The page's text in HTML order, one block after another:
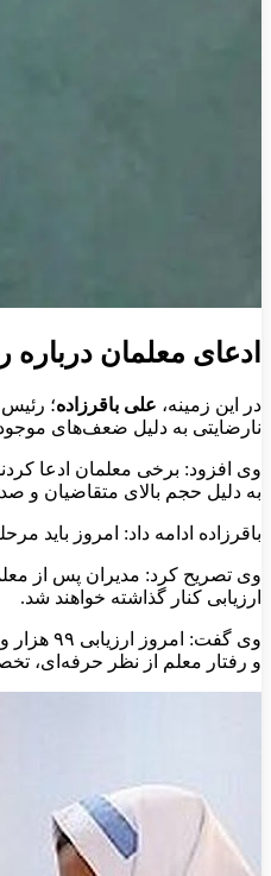
ادعای معلمان درباره
در این زمینه، علی باقرزاده؛
نارضایتی به دلیل ضعف‌های
وی افزود: برخی معلمان ادعا
به دلیل حجم بالای متقاضیان و صدور بیش از ۱۱۰ میلیون سند، برخی خطاهای
باقرزاده ادامه داد: امروز باید
وی تصریح کرد: مدیران پس از
ارزیابی کنار گذاشته خواهند شد.
و رفتار معلم از نظر حرفه‌ای،